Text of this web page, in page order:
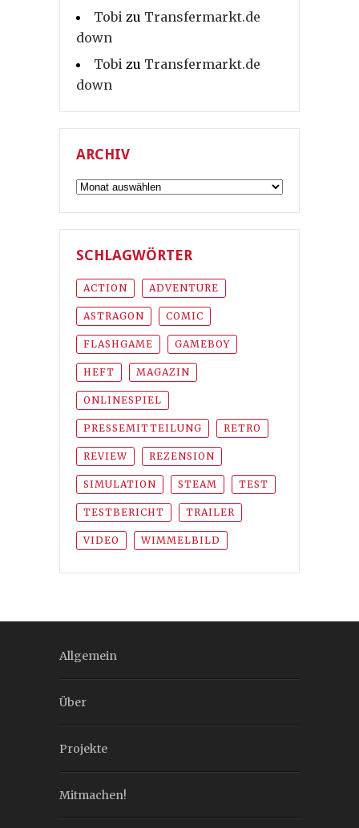
Tobi zu Transfermarkt.de
down
Tobi zu Transfermarkt.de
down
ARCHIV
Archiv
SCHLAGWÖRTER
ACTION ADVENTURE
ASTRAGON COMIC
FLASHGAME GAMEBOY
HEFT MAGAZIN
ONLINESPIEL
PRESSEMITTEILUNG RETRO
REVIEW REZENSION
SIMULATION STEAM TEST
TESTBERICHT TRAILER
VIDEO WIMMELBILD
Allgemein
Über
Projekte
Mitmachen!